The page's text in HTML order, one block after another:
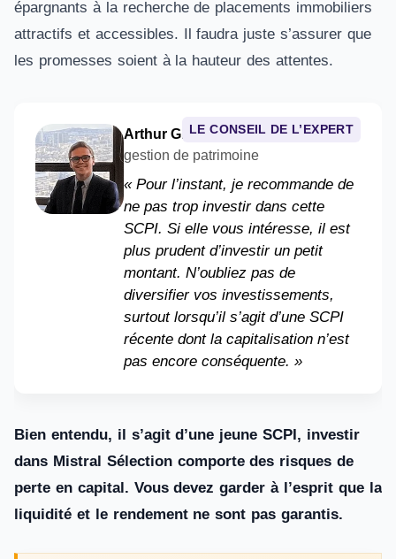
épargnants à la recherche de placements immobiliers
attractifs et accessibles. Il faudra juste s’assurer que
les promesses soient à la hauteur des attentes.
LE CONSEIL DE L’EXPERT
Arthur Grenier– Conseiller en
gestion de patrimoine
« Pour l’instant, je recommande de
ne pas trop investir dans cette
SCPI. Si elle vous intéresse, il est
plus prudent d’investir un petit
montant. N’oubliez pas de
diversifier vos investissements,
surtout lorsqu’il s’agit d’une SCPI
récente dont la capitalisation n’est
pas encore conséquente. »
Bien entendu, il s’agit d’une jeune SCPI, investir
dans Mistral Sélection comporte des risques de
perte en capital. Vous devez garder à l’esprit que la
liquidité et le rendement ne sont pas garantis.